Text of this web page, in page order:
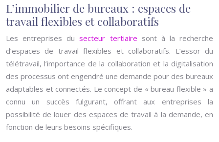
L’immobilier de bureaux : espaces de
travail flexibles et collaboratifs
Les entreprises du secteur tertiaire sont à la recherche
d’espaces de travail flexibles et collaboratifs. L’essor du
télétravail, l’importance de la collaboration et la digitalisation
des processus ont engendré une demande pour des bureaux
adaptables et connectés. Le concept de « bureau flexible » a
connu un succès fulgurant, offrant aux entreprises la
possibilité de louer des espaces de travail à la demande, en
fonction de leurs besoins spécifiques.